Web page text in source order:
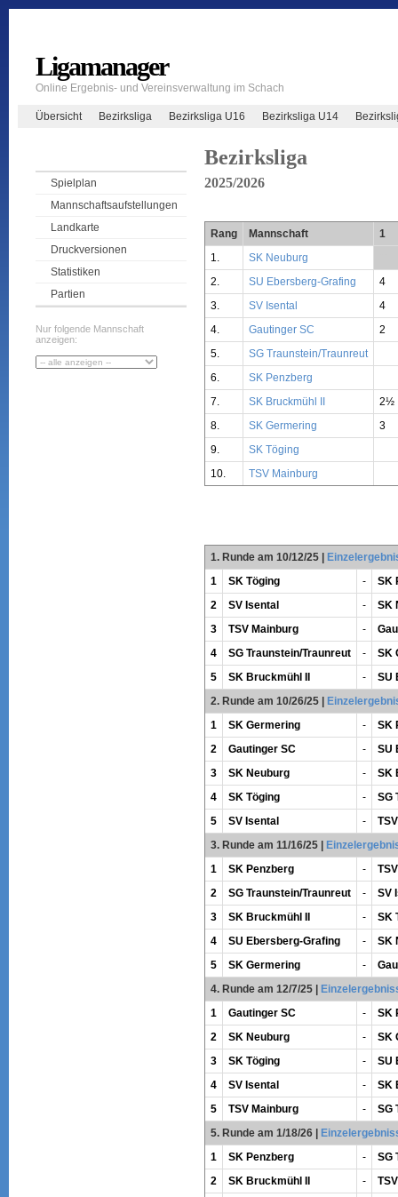
Ligamanager
Online Ergebnis- und Vereinsverwaltung im Schach
Übersicht Bezirksliga Bezirksliga U16 Bezirksliga U14
Spielplan
Mannschaftsaufstellungen
Landkarte
Druckversionen
Statistiken
Partien
Nur folgende Mannschaft
anzeigen:
Bezirksliga
2025/2026
Rang Mannschaft
1
1.
SK Neuburg
2.
SU Ebersberg-Grafing
4
3.
SV Isental
4
4.
Gautinger SC
2
5.
SG Traunstein/Traunreut
6.
SK Penzberg
7.
SK Bruckmühl II
2½
8.
SK Germering
3
9.
SK Töging
10.
TSV Mainburg
1. Runde am 10/12/25|
1
SK Töging -
SK
2
SV Isental -
SK
3
TSV Mainburg -
4
SG Traunstein/Traunreut -
SK
5
SK Bruckmühl II -
SU
2. Runde am 10/26/25|
1
SK Germering -
SK
2
Gautinger SC -
SU
3
SK Neuburg -
SK
4
SK Töging -
SG
5
SV Isental -
3. Runde am 11/16/25|
1
SK Penzberg -
2
SG Traunstein/Traunreut -
SV
3
SK Bruckmühl II -
SK
4
SU Ebersberg-Grafing -
SK
5
SK Germering -
4. Runde am 12/7/25|
1
Gautinger SC -
SK
2
SK Neuburg -
SK
3
SK Töging -
SU
4
SV Isental -
SK
5
TSV Mainburg -
SG
5. Runde am 1/18/26|
1
SK Penzberg -
SG
2
SK Bruckmühl II -